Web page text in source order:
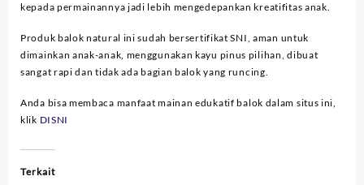
kepada permainannya jadi lebih mengedepankan kreatifitas anak.
Produk balok natural ini sudah bersertifikat SNI, aman untuk
dimainkan anak-anak, menggunakan kayu pinus pilihan, dibuat
sangat rapi dan tidak ada bagian balok yang runcing.
Anda bisa membaca manfaat mainan edukatif balok dalam situs ini,
klik DISNI
Terkait